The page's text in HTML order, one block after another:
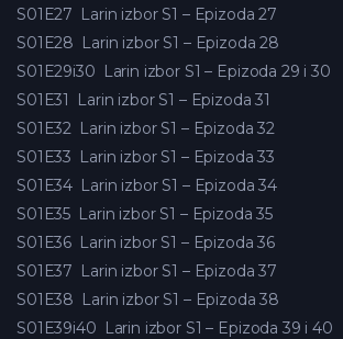
S01E27 Larin izbor S1 – Epizoda 27
S01E28 Larin izbor S1 – Epizoda 28
S01E29i30 Larin izbor S1 – Epizoda 29 i 30
S01E31
Larin izbor S1 – Epizoda 31
S01E32 Larin izbor S1 – Epizoda 32
S01E33 Larin izbor S1 – Epizoda 33
S01E34 Larin izbor S1 – Epizoda 34
S01E35 Larin izbor S1 – Epizoda 35
S01E36 Larin izbor S1 – Epizoda 36
S01E37 Larin izbor S1 – Epizoda 37
S01E38 Larin izbor S1 – Epizoda 38
S01E39i40 Larin izbor S1 – Epizoda 39 i 40